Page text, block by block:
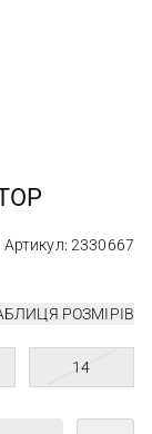
Артикул: 2330667
РОЗМІРІВ
14